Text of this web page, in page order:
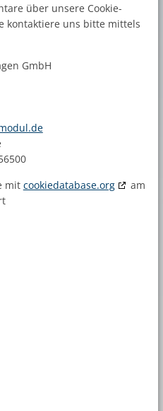
über unsere Cookie-
kontaktiere uns bitte mittels
GmbH
mit cookiedatabase.org
am